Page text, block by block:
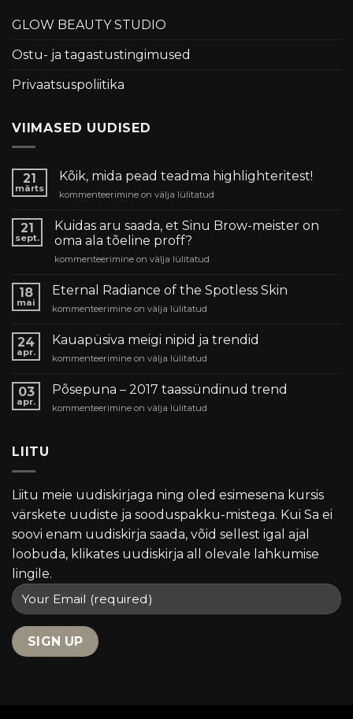
GLOW BEAUTY STUDIO
Ostu- ja tagastustingimused
Privaatsuspoliitika
VIIMASED UUDISED
21
märts
Kõik, mida pead teadma highlighteritest!
Kõik,
pead
highlighteritest!
kommenteerimine on välja lülitatud
21
sept.
Kuidas aru saada, et Sinu Brow-meister on
oma ala tõeline proff?
Kuidas
saada,
Sinu
meister
tõeline
proff?
kommenteerimine on välja lülitatud
18
mai
Eternal Radiance of the Spotless Skin
Eternal
of
Spotless
kommenteerimine on välja lülitatud
24
apr.
Kauapüsiva meigi nipid ja trendid
Kauapüsiva
nipid
trendid
kommenteerimine on välja lülitatud
03
apr.
Põsepuna – 2017 taassündinud trend
Põsepuna
kommenteerimine on välja lülitatud
LIITU
Liitu meie uudiskirjaga ning oled esimesena kursis
värskete uudiste ja sooduspakku-mistega. Kui Sa ei
soovi enam uudiskirja saada, võid sellest igal ajal
loobuda, klikates uudiskirja all olevale lahkumise
lingile.